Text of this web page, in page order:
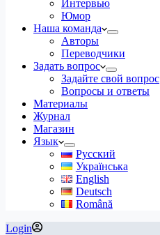
Интервью
Юмор
Наша команда
Авторы
Переводчики
Задать вопрос
Задайте свой вопрос
Вопросы и ответы
Материалы
Журнал
Магазин
Язык
Русский
Українська
English
Deutsch
Română
Login